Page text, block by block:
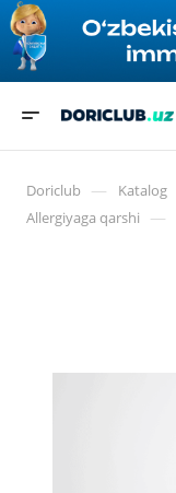
Doriclub — Katalog
Allergiyaga qarshi —